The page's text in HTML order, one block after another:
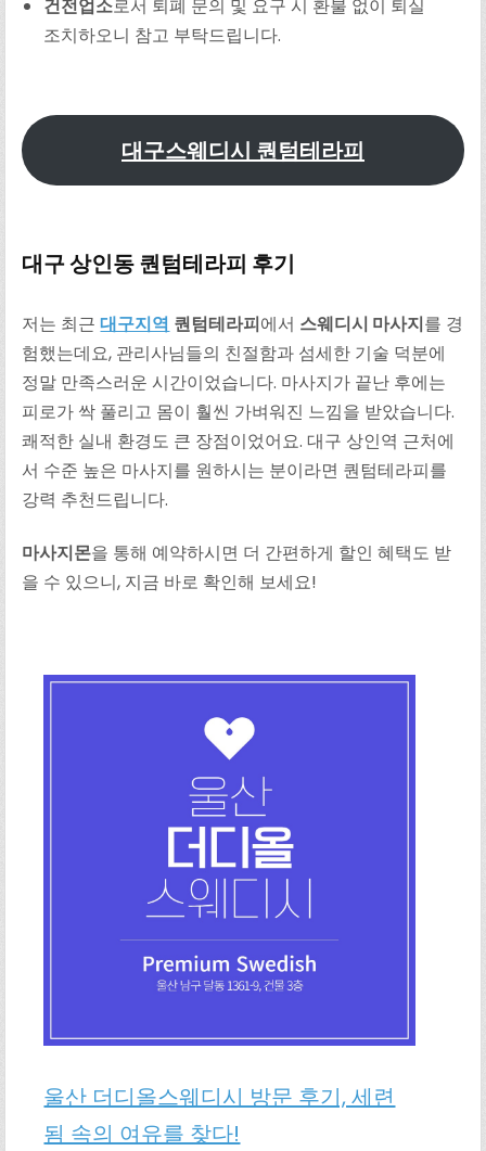
건전업소로서 퇴폐 문의 및 요구 시 환불 없이 퇴실
조치하오니 참고 부탁드립니다.
대구스웨디시 퀀텀테라피
대구 상인동 퀀텀테라피 후기
저는 최근대구지역 퀀텀테라피에서 스웨디시 마사지를 경
험했는데요, 관리사님들의 친절함과 섬세한 기술 덕분에
정말 만족스러운 시간이었습니다. 마사지가 끝난 후에는
피로가 싹 풀리고 몸이 훨씬 가벼워진 느낌을 받았습니다.
쾌적한 실내 환경도 큰 장점이었어요. 대구 상인역 근처에
서 수준 높은 마사지를 원하시는 분이라면 퀀텀테라피를
강력 추천드립니다.
마사지몬을 통해 예약하시면 더 간편하게 할인 혜택도 받
을 수 있으니, 지금 바로 확인해 보세요!
울산 더디올스웨디시 방문 후기, 세련
됨 속의 여유를 찾다!